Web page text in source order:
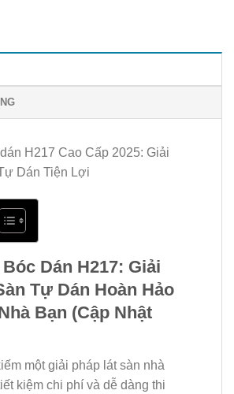
H217 Cao Cấp 2025: Giải
Dán Tiện Lợi
Dán H217: Giải
Tự Dán Hoàn Hảo
Bạn (Cập Nhật
một giải pháp lát sàn nhà
kiệm chi phí và dễ dàng thi